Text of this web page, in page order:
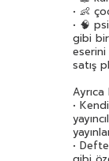
• 👶
• 🧠
gibi
satış
•
•